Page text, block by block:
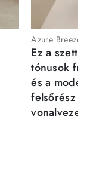
Azure Breeze
Ez a szett
tónusok
és a
felsőrész